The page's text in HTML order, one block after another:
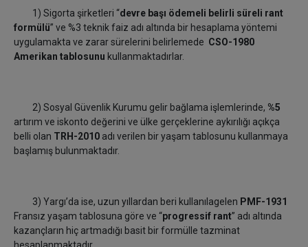
1) Sigorta şirketleri “devre başı ödemeli belirli süreli rant
formülü” ve %3 teknik faiz adı altında bir hesaplama yöntemi
uygulamakta ve zarar sürelerini belirlemede CSO-1980
Amerikan tablosunu kullanmaktadırlar.
2) Sosyal Güvenlik Kurumu gelir bağlama işlemlerinde, %5
artırım ve iskonto değerini ve ülke gerçeklerine aykırılığı açıkça
belli olan TRH-2010 adı verilen bir yaşam tablosunu kullanmaya
başlamış bulunmaktadır.
3) Yargı’da ise, uzun yıllardan beri kullanılagelen PMF-1931
Fransız yaşam tablosuna göre ve “progressif rant” adı altında
kazançların hiç artmadığı basit bir formülle tazminat